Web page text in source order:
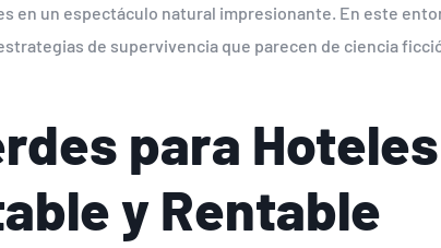
en un espectáculo natural impresionante. En este
de supervivencia que parecen de ciencia
para
y Rentable